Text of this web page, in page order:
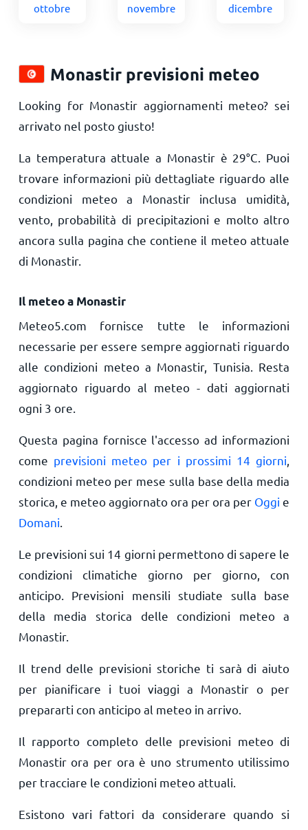
ottobre novembre dicembre
Monastir previsioni meteo
Looking for Monastir aggiornamenti meteo? sei
arrivato nel posto giusto!
La temperatura attuale a Monastir è 29°C . Puoi
trovare informazioni più dettagliate riguardo alle
condizioni meteo a Monastir inclusa umidità,
vento, probabilità di precipitazioni e molto altro
ancora sulla pagina che contiene il meteo attuale
di Monastir.
Il meteo a Monastir
Meteo5.com fornisce tutte le informazioni
necessarie per essere sempre aggiornati riguardo
alle condizioni meteo a Monastir, Tunisia. Resta
aggiornato riguardo al meteo - dati aggiornati
ogni 3 ore.
Questa pagina fornisce l'accesso ad informazioni
come previsioni meteo per i prossimi 14 giorni
condizioni meteo per mese sulla base della media
storica, e meteo aggiornato ora per ora per Oggi e
Domani
Le previsioni sui 14 giorni permettono di sapere le
condizioni climatiche giorno per giorno, con
anticipo. Previsioni mensili studiate sulla base
della media storica delle condizioni meteo a
Monastir.
Il trend delle previsioni storiche ti sarà di aiuto
per pianificare i tuoi viaggi a Monastir o per
prepararti con anticipo al meteo in arrivo.
Il rapporto completo delle previsioni meteo di
Monastir ora per ora è uno strumento utilissimo
per tracciare le condizioni meteo attuali.
Esistono vari fattori da considerare quando si